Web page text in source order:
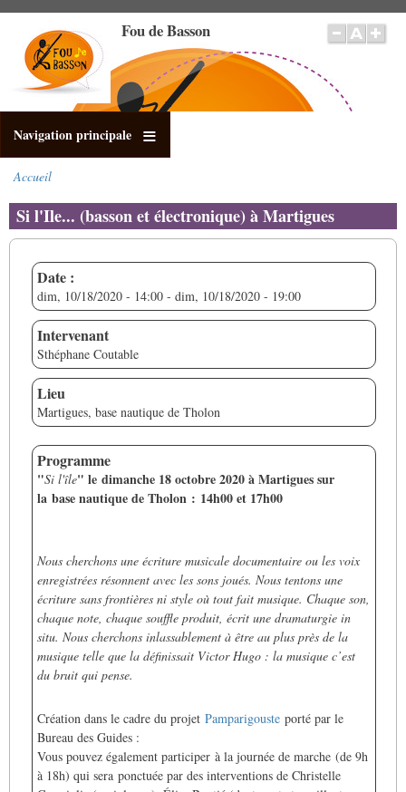
contenu
principal
Fou de Basson
Navigation principale
d'Ariane
Accueil
Si l'Ile... (basson et électronique) à Martigues
Date :
dim, 10/18/2020 - 14:00 - dim, 10/18/2020 - 19:00
Intervenant
Sthéphane Coutable
Lieu
Martigues, base nautique de Tholon
Programme
"Si l'île" le dimanche 18 octobre 2020 à Martigues sur
la base nautique de Tholon : 14h00 et 17h00
Nous cherchons une écriture musicale documentaire ou les voix
enregistrées résonnent avec les sons joués. Nous tentons une
écriture sans frontières ni style où tout fait musique. Chaque son,
chaque note, chaque souffle produit, écrit une dramaturgie in
situ. Nous cherchons inlassablement à être au plus près de la
musique telle que la définissait Victor Hugo : la musique c’est
du bruit qui pense.
Création dans le cadre du projet Pamparigouste porté par le
Bureau des Guides :
Vous pouvez également participer à la journée de marche (de 9h
à 18h) qui sera ponctuée par des interventions de Christelle